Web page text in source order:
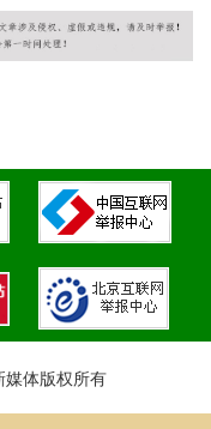
体版权所有